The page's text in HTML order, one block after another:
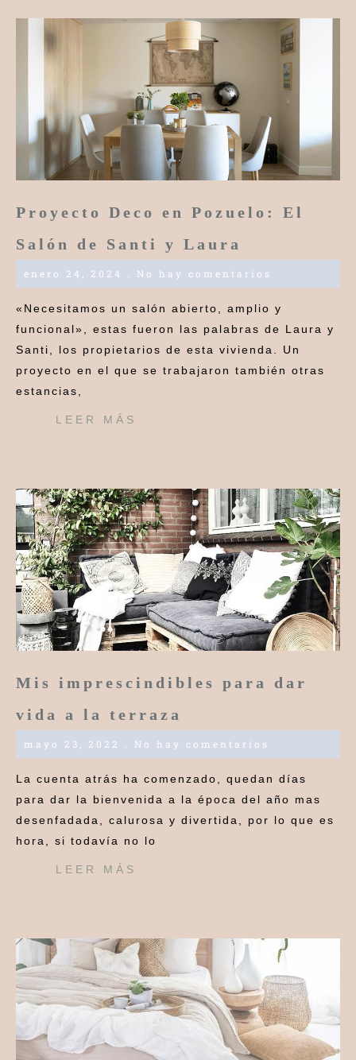
Proyecto Deco en Pozuelo: El
Salón de Santi y Laura
enero 24, 2024 No hay comentarios
«Necesitamos un salón abierto, amplio y
funcional», estas fueron las palabras de Laura y
Santi, los propietarios de esta vivienda. Un
proyecto en el que se trabajaron también otras
estancias,
LEER MÁS
Mis imprescindibles para dar
vida a la terraza
mayo 23, 2022 No hay comentarios
La cuenta atrás ha comenzado, quedan días
para dar la bienvenida a la época del año mas
desenfadada, calurosa y divertida, por lo que es
hora, si todavía no lo
LEER MÁS